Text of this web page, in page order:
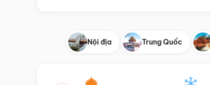
Nội địa Trung Quốc